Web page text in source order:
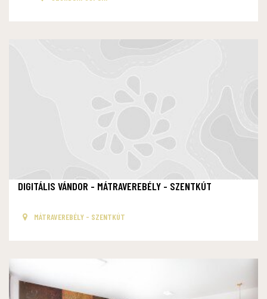
DIGITÁLIS VÁNDOR - MÁTRAVEREBÉLY - SZENTKÚT
MÁTRAVEREBÉLY - SZENTKÚT